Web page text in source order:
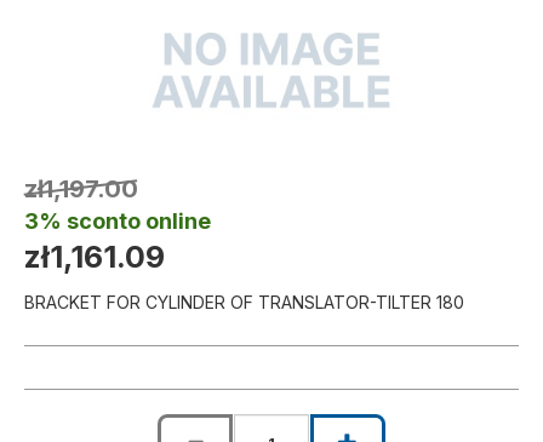
zł1,197.00
3% sconto online
zł1,161.09
BRACKET FOR CYLINDER OF TRANSLATOR-TILTER 180